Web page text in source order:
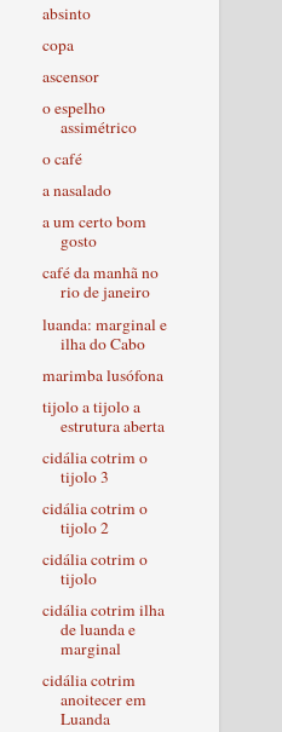
absinto
copa
ascensor
o espelho
assimétrico
o café
a nasalado
a um certo bom
gosto
café da manhã no
rio de janeiro
luanda: marginal e
ilha do Cabo
marimba lusófona
tijolo a tijolo a
estrutura aberta
cidália cotrim o
tijolo 3
cidália cotrim o
tijolo 2
cidália cotrim o
tijolo
cidália cotrim ilha
de luanda e
marginal
cidália cotrim
anoitecer em
Luanda